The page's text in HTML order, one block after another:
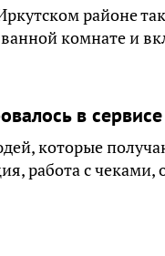
районе
комнате и
в
которые
работа с